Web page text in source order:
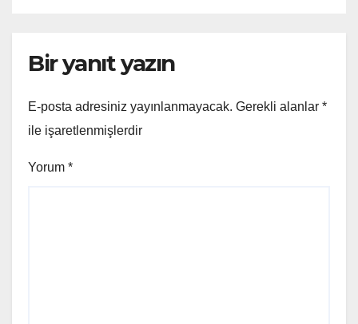
Bir yanıt yazın
E-posta adresiniz yayınlanmayacak. Gerekli alanlar *
ile işaretlenmişlerdir
Yorum *